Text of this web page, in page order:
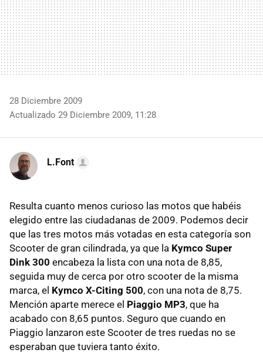
28 Diciembre 2009
Actualizado 29 Diciembre 2009, 11:28
L.Font
Resulta cuanto menos curioso las motos que habéis
elegido entre las ciudadanas de 2009. Podemos decir
que las tres motos más votadas en esta categoría son
Scooter de gran cilindrada, ya que la Kymco Super
Dink 300 encabeza la lista con una nota de 8,85,
seguida muy de cerca por otro scooter de la misma
marca, el Kymco X-Citing 500, con una nota de 8,75.
Mención aparte merece el Piaggio MP3, que ha
acabado con 8,65 puntos. Seguro que cuando en
Piaggio lanzaron este Scooter de tres ruedas no se
esperaban que tuviera tanto éxito.